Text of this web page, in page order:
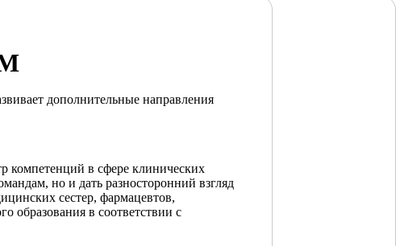
дополнительные направления
компетенций в сфере клинических
но и дать разносторонний взгляд
сестер, фармацевтов,
образования в соответствии c